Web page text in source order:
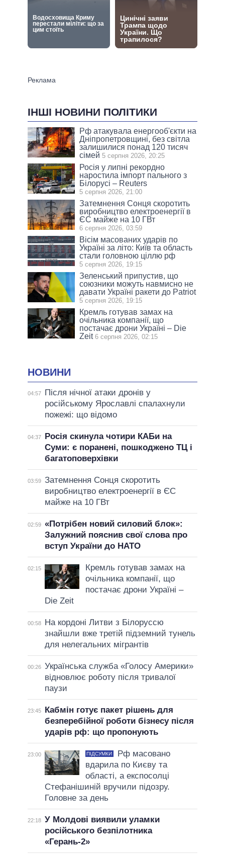
ІНШІ НОВИНИ ПОЛІТИКИ
Рф атакувала енергооб'єкти на
Дніпропетровщині, без світла
залишилися понад 120 тисяч
сімей 5 серпня 2026, 20:25
Росія у липні рекордно
наростила імпорт пального з
Білорусі – Reuters
5 серпня 2026, 21:00
Затемнення Сонця скоротить
виробництво електроенергії в
ЄС майже на 10 ГВт
6 серпня 2026, 03:59
Вісім масованих ударів по
Україні за літо: Київ та область
стали головною ціллю рф
5 серпня 2026, 19:15
Зеленський припустив, що
союзники можуть навмисно не
давати Україні ракети до Patriot
5 серпня 2026, 19:15
Кремль готував замах на
очільника компанії, що
постачає дрони Україні – Die
Zeit 6 серпня 2026, 02:15
НОВИНИ
04:57
Після нічної атаки дронів у
російському Ярославлі спалахнули
пожежі: що відомо
04:37
Росія скинула чотири КАБи на
Суми: є поранені, пошкоджено ТЦ і
багатоповерхівки
03:59 Затемнення Сонця скоротить
виробництво електроенергії в ЄС
майже на 10 ГВт
02:59 «Потрібен новий силовий блок»:
Залужний пояснив свої слова про
вступ України до НАТО
02:15
Кремль готував замах на
очільника компанії, що
постачає дрони Україні –
Die Zeit
00:58
На кордоні Литви з Білоруссю
знайшли вже третій підземний тунель
для нелегальних мігрантів
00:26 Українська служба «Голосу Америки»
відновлює роботу після тривалої
паузи
23:45
Кабмін готує пакет рішень для
безперебійної роботи бізнесу після
ударів рф: що пропонують
23:00 ПІДСУМКИ
Рф масовано
вдарила по Києву та
області, а експосолці
Стефанішиній вручили підозру.
Головне за день
22:18 У Молдові виявили уламки
російського безпілотника
«Герань-2»